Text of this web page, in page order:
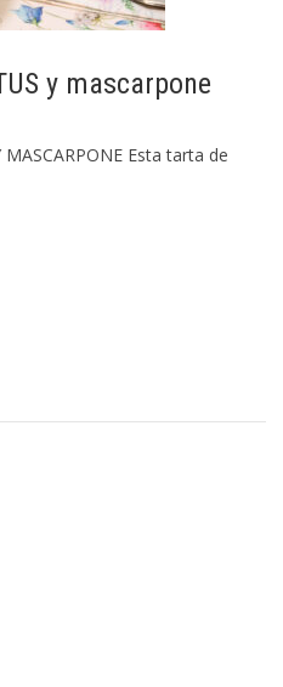
y mascarpone
MASCARPONE Esta tarta de